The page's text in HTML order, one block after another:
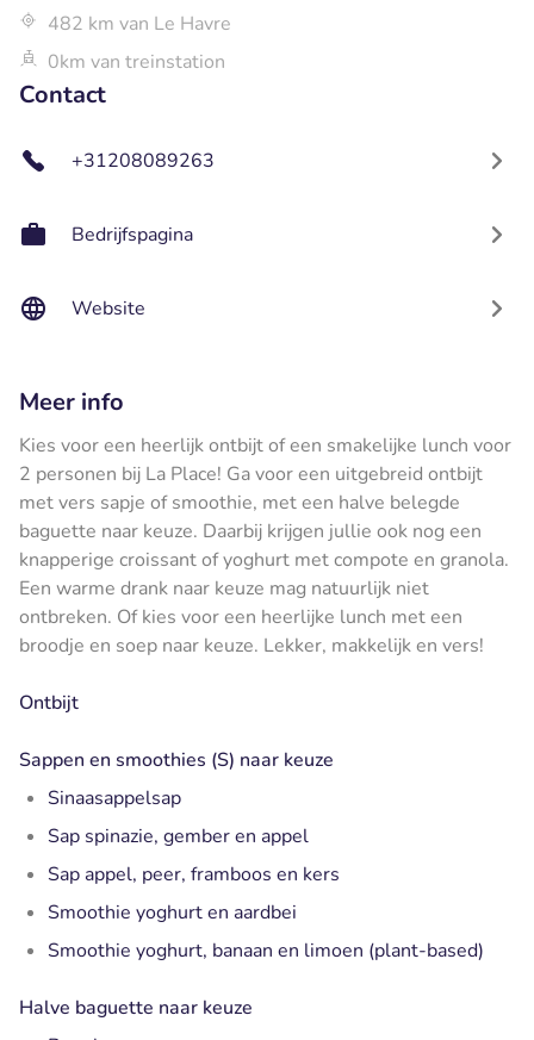
482 km van Le Havre
0km van treinstation
Contact
+31208089263
Bedrijfspagina
Website
Meer info
Kies voor een heerlijk ontbijt of een smakelijke lunch voor
2 personen bij La Place! Ga voor een uitgebreid ontbijt
met vers sapje of smoothie, met een halve belegde
baguette naar keuze. Daarbij krijgen jullie ook nog een
knapperige croissant of yoghurt met compote en granola.
Een warme drank naar keuze mag natuurlijk niet
ontbreken. Of kies voor een heerlijke lunch met een
broodje en soep naar keuze. Lekker, makkelijk en vers!
Ontbijt
Sappen en smoothies (S) naar keuze
Sinaasappelsap
Sap spinazie, gember en appel
Sap appel, peer, framboos en kers
Smoothie yoghurt en aardbei
Smoothie yoghurt, banaan en limoen (plant-based)
Halve baguette naar keuze